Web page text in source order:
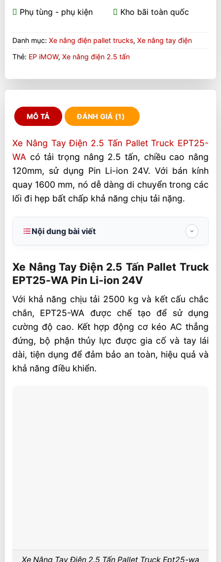
Phụ tùng - phụ kiện
Kho bãi toàn quốc
Danh mục: Xe nâng điện pallet trucks, Xe nâng tay điện
Thẻ: EP iMOW, Xe nâng điện 2.5 tấn
MÔ TẢ ĐÁNH GIÁ (1)
Xe Nâng Tay Điện 2.5 Tấn Pallet Truck EPT25-
WA có tải trọng nâng 2.5 tấn, chiều cao nâng
120mm, sử dụng Pin Li-ion 24V. Với bán kính
quay 1600 mm, nó dễ dàng di chuyển trong các
lối đi hẹp bất chấp khả năng chịu tải nặng.
Nội dung bài viết
EPT25-WA Pin Li-ion 24V
An toàn khi vận hành
Hệ thống truyền động AC tiên tiến
Tùy chỉnh linh hoạt
Thông số kỹ thuật Pallet Truck EPT25-WA
Ứng dụng
Tùy chọn bổ xung
Xe Nâng Tay Điện 2.5 Tấn Pallet Truck
EPT25-WA Pin Li-ion 24V
Với khả năng chịu tải 2500 kg và kết cấu chắc
chắn, EPT25-WA được chế tạo để sử dụng
cường độ cao. Kết hợp động cơ kéo AC thẳng
đứng, bộ phận thủy lực được gia cố và tay lái
dài, tiện dụng để đảm bảo an toàn, hiệu quả và
khả năng điều khiển.
Xe Nâng Tay Điện 2.5 Tấn Pallet Truck Ept25-wa